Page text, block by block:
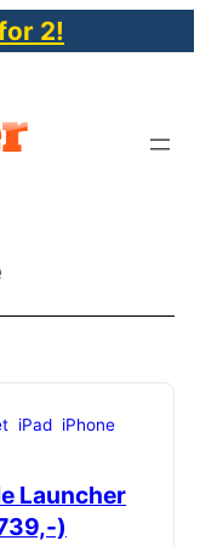
2!
iPad iPhone
Launcher
)